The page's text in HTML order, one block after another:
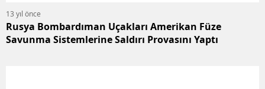
13 yıl önce
Rusya Bombardıman Uçakları Amerikan Füze
Savunma Sistemlerine Saldırı Provasını Yaptı